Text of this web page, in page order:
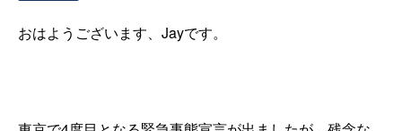
おはようございます、Jayです。